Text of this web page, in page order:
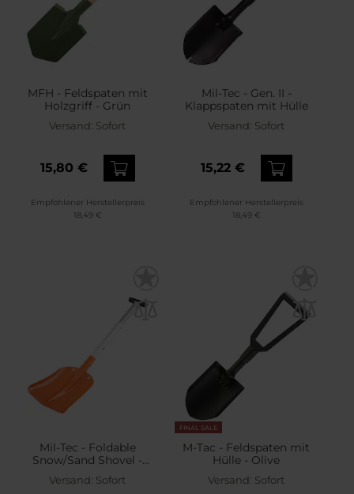
MFH - Feldspaten mit
Holzgriff - Grün
Versand: Sofort
15,80 €
Empfohlener Herstellerpreis
18,49 €
Mil-Tec - Gen. II -
Klappspaten mit Hülle
Versand: Sofort
15,22 €
Empfohlener Herstellerpreis
18,49 €
Mil-Tec - Foldable
Snow/Sand Shovel -
Klappbare Schnee- und
Sandschaufel mit Tasche
Versand: Sofort
FINAL SALE
M-Tac - Feldspaten mit
Hülle - Olive
Versand: Sofort